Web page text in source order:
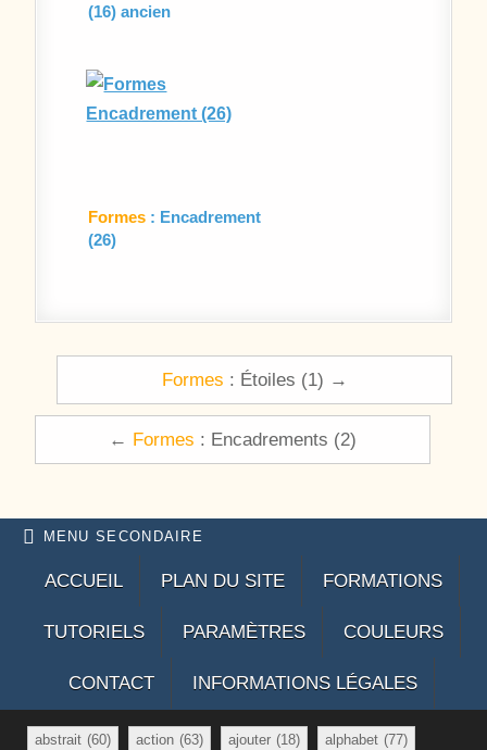
(16) ancien
Formes : Encadrement
(26)
Navigation de l’article
Formes : Étoiles (1) →
← Formes : Encadrements (2)
MENU SECONDAIRE
ACCUEIL PLAN DU SITE FORMATIONS
TUTORIELS PARAMÈTRES COULEURS
CONTACT INFORMATIONS LÉGALES
abstrait (60) action (63) ajouter (18) alphabet (77)